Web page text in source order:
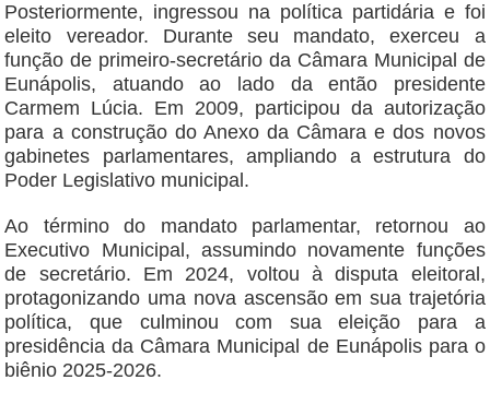
Posteriormente, ingressou na política partidária e foi
eleito vereador. Durante seu mandato, exerceu a
função de primeiro-secretário da Câmara Municipal de
Eunápolis, atuando ao lado da então presidente
Carmem Lúcia. Em 2009, participou da autorização
para a construção do Anexo da Câmara e dos novos
gabinetes parlamentares, ampliando a estrutura do
Poder Legislativo municipal.
Ao término do mandato parlamentar, retornou ao
Executivo Municipal, assumindo novamente funções
de secretário. Em 2024, voltou à disputa eleitoral,
protagonizando uma nova ascensão em sua trajetória
política, que culminou com sua eleição para a
presidência da Câmara Municipal de Eunápolis para o
biênio 2025-2026.